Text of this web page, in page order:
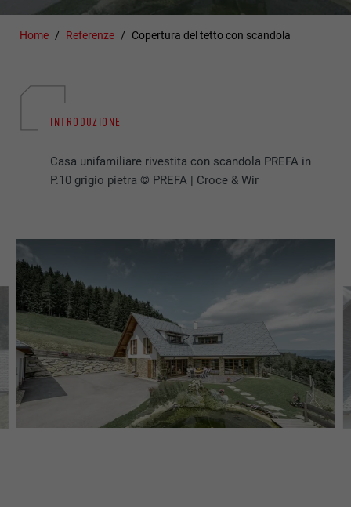
Home Referenze Copertura del tetto con scandola
INTRODUZIONE
Casa unifamiliare rivestita con scandola PREFA in
P.10 grigio pietra © PREFA | Croce & Wir